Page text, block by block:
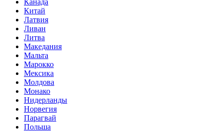
Канада
Китай
Латвия
Ливан
Литва
Македания
Мальта
Марокко
Мексика
Молдова
Монако
Нидерланды
Норвегия
Парагвай
Польша